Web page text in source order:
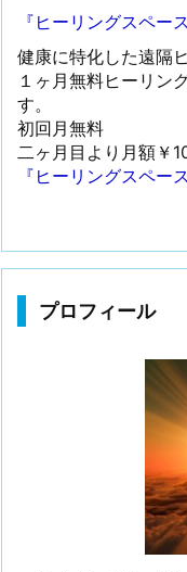
『ヒーリングスペー
健康に特化した遠隔
１ヶ月無料ヒーリン
す。
初回月無料
二ヶ月目より月額￥
『ヒーリングスペー
プロフィール